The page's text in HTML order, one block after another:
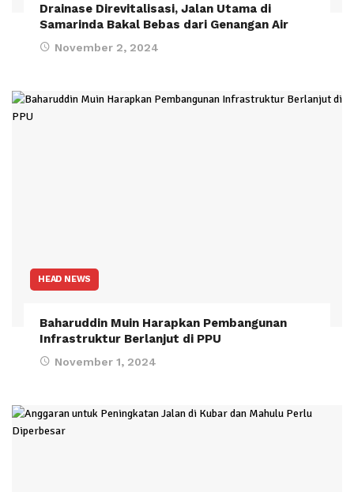
Drainase Direvitalisasi, Jalan Utama di
Samarinda Bakal Bebas dari Genangan Air
November 2, 2024
HEAD NEWS
Baharuddin Muin Harapkan Pembangunan
Infrastruktur Berlanjut di PPU
November 1, 2024